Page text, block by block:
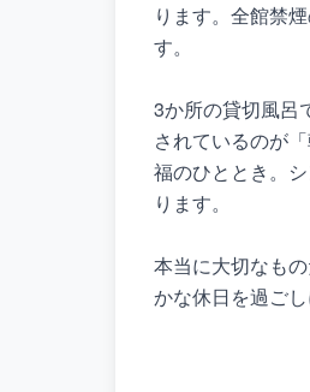
ります。全館禁
す。
3か所の貸切風呂
されているのが
福のひととき。
ります。
本当に大切なも
かな休日を過ご